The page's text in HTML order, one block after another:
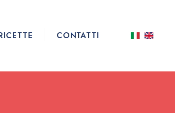
CONTATTI